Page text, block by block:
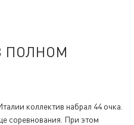
ПОЛНОМ
коллектив набрал 44 очка.
соревнования. При этом